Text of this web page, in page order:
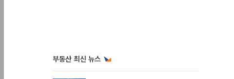
부동산 최신 뉴스